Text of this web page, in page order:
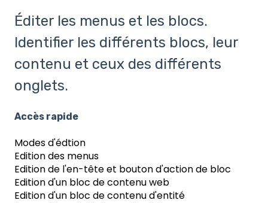
Éditer les menus et les blocs.
Identifier les différents blocs, leur
contenu et ceux des différents
onglets.
Accès rapide
Modes d'édtion
Edition des menus
Edition de l'en-tête et bouton d'action de bloc
Edition d'un bloc de contenu web
Edition d'un bloc de contenu d'entité